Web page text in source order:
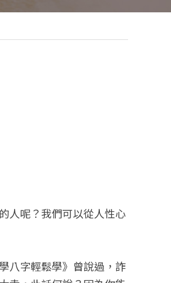
人呢？我們可以從人性心
八字輕鬆學》曾說過，詐